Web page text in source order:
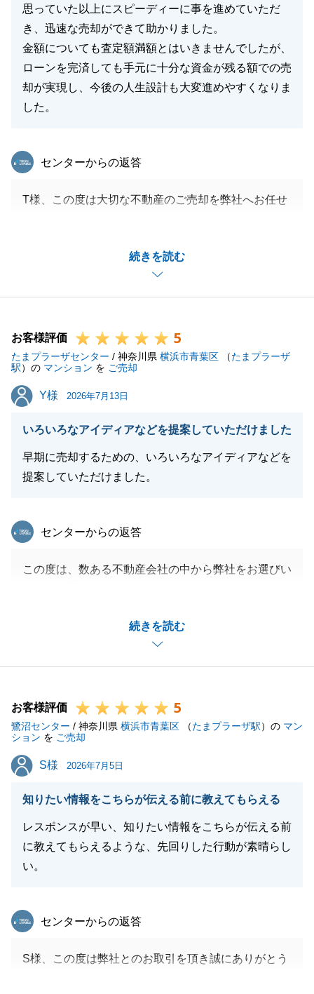
からはご売却に向けて本格的に動き出します。
U様の「安心」と「満足」を最後まで守り抜くため、
ご売却の決済まで気を引き締めて全力でサポートさせ
ていただきます。
今後ともどうぞよろしくお願いいたします。
思っていた以上にスピーディーに事を進めていただ
き、迅速な売却ができて助かりました。
金額についても査定額満額とはいきませんでしたが、
ローンを完済しても手元に十分な資金が残る額での売
却が実現し、今後の人生設計も大変進めやすくなりま
した。
続きを読む
東急リバブル
センターからの返答
T様、この度は大切な不動産のご売却を弊社へお任せ
える事ができました。
今後もご不明な点やお手伝い出来る事がございました
ら、お気軽にお声がけ下さいませ。
お客様評価 5
たまプラーザセンター / 神奈川県 横浜市青葉区 （たまプラーザ
駅）の マンション を ご売却
Y様
Y様 2026年7月13日
いろいろなアイディアなどを提案していただけました
早期に売却するための、いろいろなアイディアなどを
提案していただけました。
続きを読む
東急リバブル
センターからの返答
この度は、数ある不動産会社の中から弊社をお選びい
変嬉しく思っております。
ご所有不動産の早期売却に向けて、様々なご提案をお
役に立てていただけたようで何よりでございます。
い形で進めることができました。
今後とも不動産に関することで何かお困り事やご相談
がございましたら、いつでもお気軽にお声がけくださ
い。
閉じる
お客様評価 5
鷺沼センター / 神奈川県 横浜市青葉区 （たまプラーザ駅）の マン
ション を ご売却
S様
S様 2026年7月5日
知りたい情報をこちらが伝える前に教えてもらえる
レスポンスが早い、知りたい情報をこちらが伝える前
に教えてもらえるような、先回りした行動が素晴らし
い。
東急リバブル
センターからの返答
S様、この度は弊社とのお取引を頂き誠にありがとう